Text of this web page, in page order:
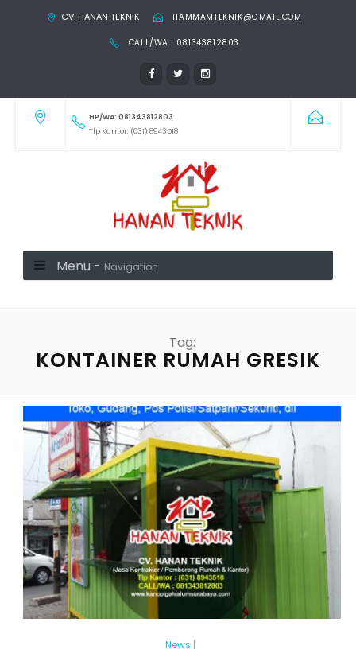
CV. HANAN TEKNIK HAMMAMTEKNIK@GMAIL.COM
CALL/WA : 081343812803
HP/WA: 081343812803
Tlp Kantor: (031) 8943518
Menu - Navigation
Tag:
KONTAINER RUMAH GRESIK
News |